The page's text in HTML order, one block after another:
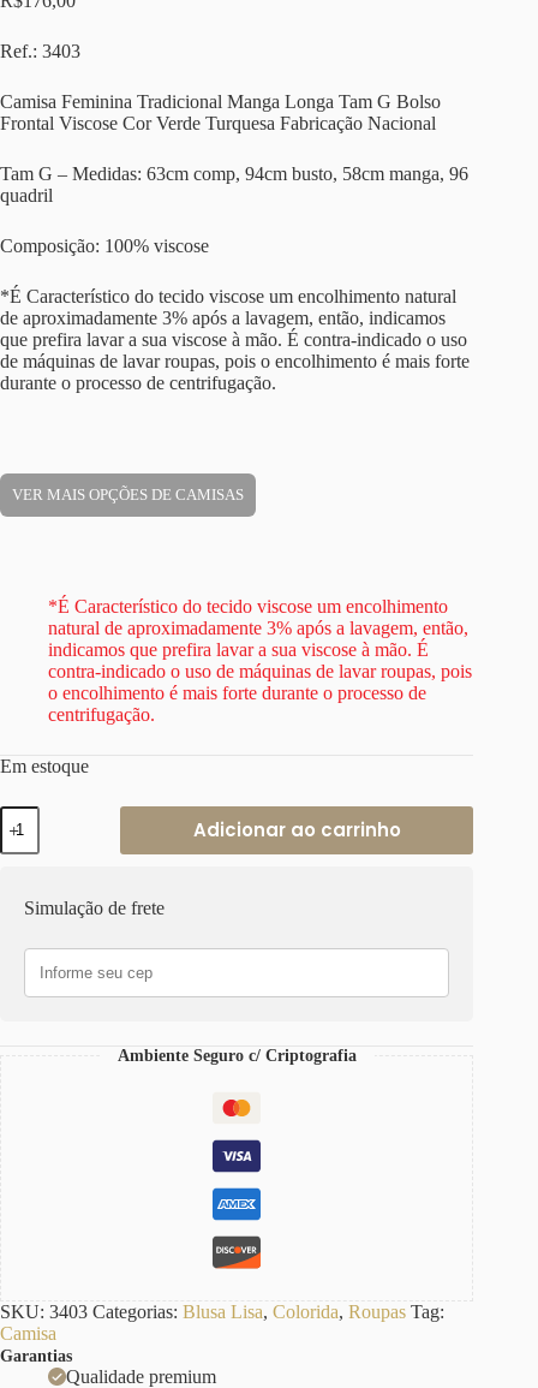
Ref.: 3403
Camisa Feminina Tradicional Manga Longa Tam G Bolso
Frontal Viscose Cor Verde Turquesa Fabricação Nacional
Tam G – Medidas: 63cm comp, 94cm busto, 58cm manga, 96
quadril
Composição: 100% viscose
*É Característico do tecido viscose um encolhimento natural
de aproximadamente 3% após a lavagem, então, indicamos
que prefira lavar a sua viscose à mão. É contra-indicado o uso
de máquinas de lavar roupas, pois o encolhimento é mais forte
durante o processo de centrifugação.
VER MAIS OPÇÕES DE CAMISAS
*É Característico do tecido viscose um encolhimento
natural de aproximadamente 3% após a lavagem, então,
indicamos que prefira lavar a sua viscose à mão. É
contra-indicado o uso de máquinas de lavar roupas, pois
o encolhimento é mais forte durante o processo de
centrifugação.
Em estoque
Camisa
Feminina
Tradicional
Viscose
Turquesa
quantidade
Adicionar ao carrinho
Simulação de frete
Ambiente Seguro c/ Criptografia
SKU: 3403 Categorias: Blusa Lisa, Colorida, Roupas Tag:
Camisa
Garantias
Qualidade premium